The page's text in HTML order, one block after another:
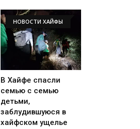
НОВОСТИ ХАЙФЫ
В Хайфе спасли
семью с семью
детьми,
заблудившуюся в
хайфском ущелье